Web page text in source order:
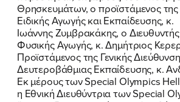
Θρησκευμάτων, ο προϊστάμενος της
Ειδικής Αγωγής και Εκπαίδευσης, κ.
Ιωάννης Ζυμβρακάκης, ο
Φυσικής Αγωγής, κ. Δημήτριος
Προϊστάμενος της Γενικής
Δευτεροβάθμιας Εκπαίδευσης, κ.
Εκ μέρους των Special Olympics
η Εθνική Διευθύντρια των Special